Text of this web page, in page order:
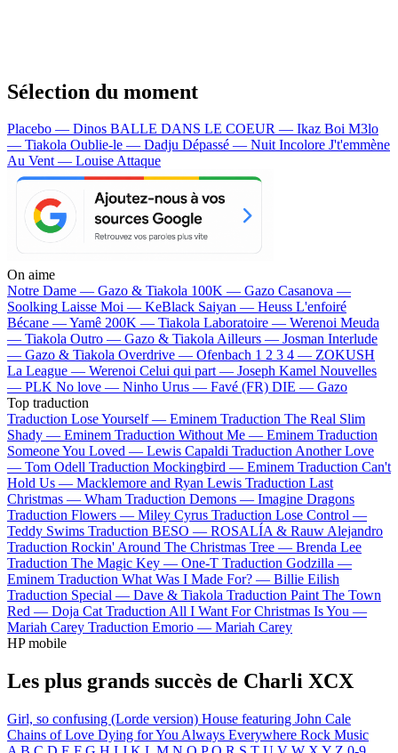
Sélection du moment
Placebo — Dinos BALLE DANS LE COEUR — Ikaz Boi M3lo
— Tiakola Oublie-le — Dadju Dépassé — Nuit Incolore J't'emmène
Au Vent — Louise Attaque
On aime
Notre Dame — Gazo & Tiakola 100K — Gazo Casanova —
Soolking Laisse Moi — KeBlack Saiyan — Heuss L'enfoiré
Bécane —Yamê 200K — Tiakola Laboratoire — Werenoi Meuda
— Tiakola Outro — Gazo & TiakolaAilleurs — Josman Interlude
— Gazo & Tiakola Overdrive — Ofenbach 1 2 3 4 — ZOKUSH
La League — Werenoi Celui qui part — Joseph Kamel Nouvelles
— PLK No love — Ninho Urus — Favé (FR) DIE — Gazo
Top traduction
Traduction Lose Yourself — Eminem Traduction The Real Slim
Shady — Eminem Traduction Without Me — Eminem Traduction
Someone You Loved — Lewis Capaldi Traduction Another Love
— Tom Odell Traduction Mockingbird — Eminem Traduction Can't
Hold Us — Macklemore and Ryan Lewis Traduction Last
Christmas — Wham Traduction Demons — Imagine Dragons
Traduction Flowers — Miley Cyrus Traduction Lose Control —
Teddy Swims Traduction BESO — ROSALÍA & Rauw Alejandro
Traduction Rockin' Around The Christmas Tree — Brenda Lee
Traduction The Magic Key — One-T Traduction Godzilla —
Eminem Traduction What Was I Made For? — Billie Eilish
Traduction Special — Dave & Tiakola Traduction Paint The Town
Red — Doja Cat Traduction All I Want For Christmas Is You —
Mariah Carey Traduction Emorio — Mariah Carey
HP mobile
Les plus grands succès de Charli XCX
Girl, so confusing (Lorde version) House featuring John Cale
Chains of Love Dying for You Always Everywhere Rock Music